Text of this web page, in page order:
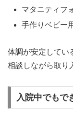
マタニティフ
手作りベビー
体調が安定してい
相談しながら取り
入院中でもで